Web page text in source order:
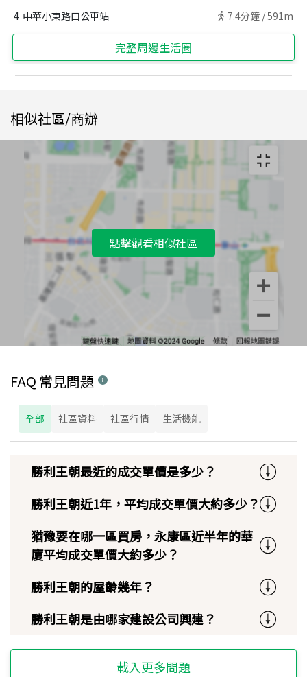
4 中華小東路口公車站 7.4分鐘 /591m
完整周邊生活圈
相似社區/商辦
點擊觀看相似社區
FAQ 常見問題
全部 社區資料 社區行情 生活機能
勝利王朝最近的成交單價是多少？
勝利王朝近1年，平均成交單價大約多少？
猶豫要在哪一區買房，永康區近半年的華
廈平均成交單價大約多少？
勝利王朝的屋齡幾年？
勝利王朝是由哪家建設公司興建？
載入更多問題